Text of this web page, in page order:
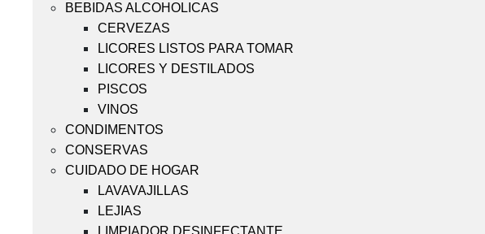
BEBIDAS ALCOHOLICAS
CERVEZAS
LICORES LISTOS PARA TOMAR
LICORES Y DESTILADOS
PISCOS
VINOS
CONDIMENTOS
CONSERVAS
CUIDADO DE HOGAR
LAVAVAJILLAS
LEJIAS
LIMPIADOR DESINFECTANTE